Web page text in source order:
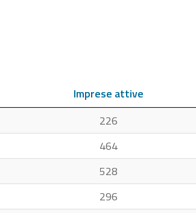
Imprese attive
226
464
528
296